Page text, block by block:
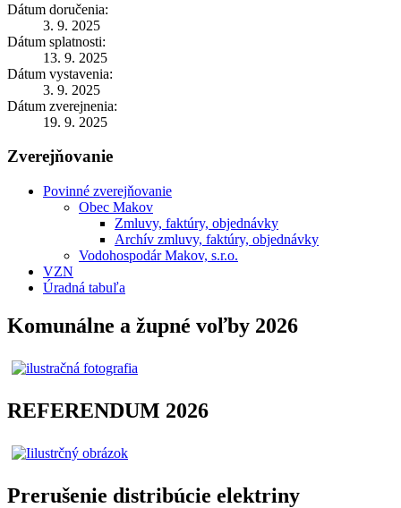
Dátum doručenia:
3. 9. 2025
Dátum splatnosti:
13. 9. 2025
Dátum vystavenia:
3. 9. 2025
Dátum zverejnenia:
19. 9. 2025
Zverejňovanie
Povinné zverejňovanie
Obec Makov
Zmluvy, faktúry, objednávky
Archív zmluvy, faktúry, objednávky
Vodohospodár Makov, s.r.o.
VZN
Úradná tabuľa
Komunálne a župné voľby 2026
REFERENDUM 2026
Prerušenie distribúcie elektriny